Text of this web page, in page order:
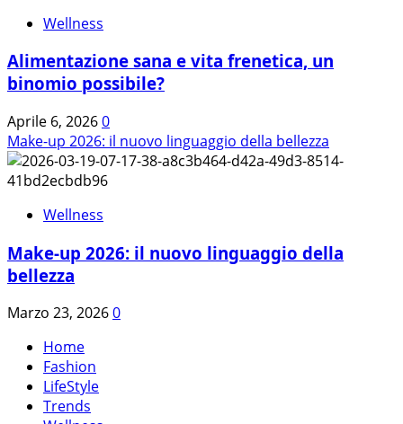
Wellness
Alimentazione sana e vita frenetica, un
binomio possibile?
Aprile 6, 20260
Make-up 2026: il nuovo linguaggio della bellezza
Wellness
Make-up 2026: il nuovo linguaggio della
bellezza
Marzo 23, 20260
Home
Fashion
LifeStyle
Trends